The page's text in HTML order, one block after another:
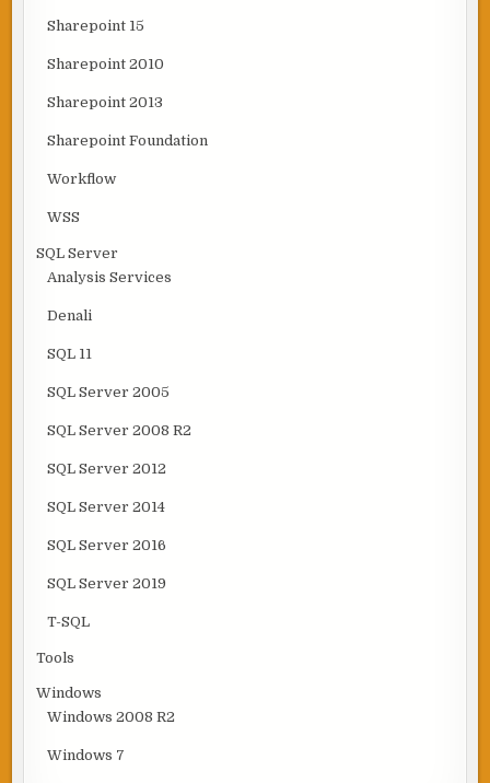
Sharepoint 15
Sharepoint 2010
Sharepoint 2013
Sharepoint Foundation
Workflow
WSS
SQL Server
Analysis Services
Denali
SQL 11
SQL Server 2005
SQL Server 2008 R2
SQL Server 2012
SQL Server 2014
SQL Server 2016
SQL Server 2019
T-SQL
Tools
Windows
Windows 2008 R2
Windows 7